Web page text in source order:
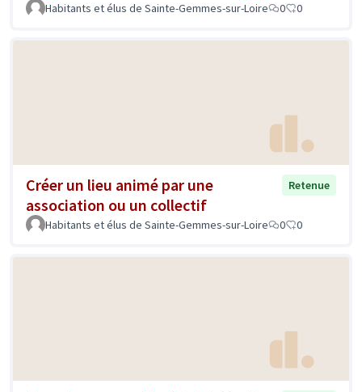
Habitants et élus de Sainte-Gemmes-sur-Loire 0 0
Créer un lieu animé par une
association ou un collectif
Retenue
Habitants et élus de Sainte-Gemmes-sur-Loire 0 0